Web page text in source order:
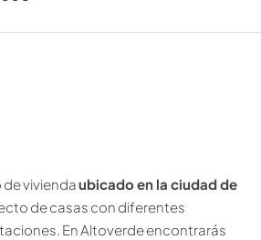
viviendaubicado en la ciudad de
de casas con diferentes
En Altoverde encontrarás